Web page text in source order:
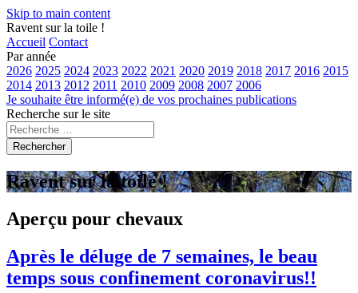
Skip to main content
Ravent sur la toile !
Accueil Contact
Par année
2026 2025 2024 2023 2022 2021 2020 2019 2018 2017 2016 2015
2014 2013 2012 2011 2010 2009 2008 2007 2006
Je souhaite être informé(e) de vos prochaines publications
Recherche sur le site
Rechercher
Ravent sur la toile !
Aperçu pour chevaux
Après le déluge de 7 semaines, le beau
temps sous confinement coronavirus!!